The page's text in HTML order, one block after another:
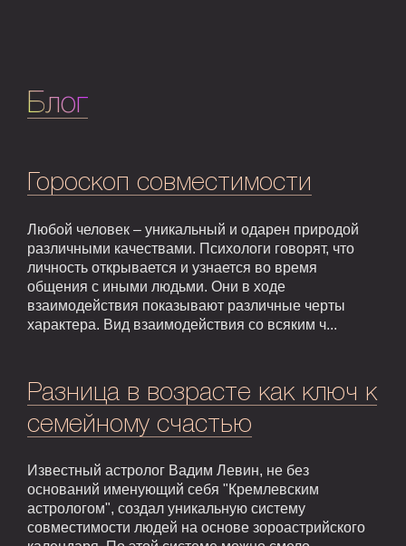
Блог
Гороскоп совместимости
Любой человек – уникальный и одарен природой
различными качествами. Психологи говорят, что
личность открывается и узнается во время
общения с иными людьми. Они в ходе
взаимодействия показывают различные черты
характера. Вид взаимодействия со всяким ч...
Разница в возрасте как ключ к
семейному счастью
Известный астролог Вадим Левин, не без
оснований именующий себя "Кремлевским
астрологом", создал уникальную систему
совместимости людей на основе зороастрийского